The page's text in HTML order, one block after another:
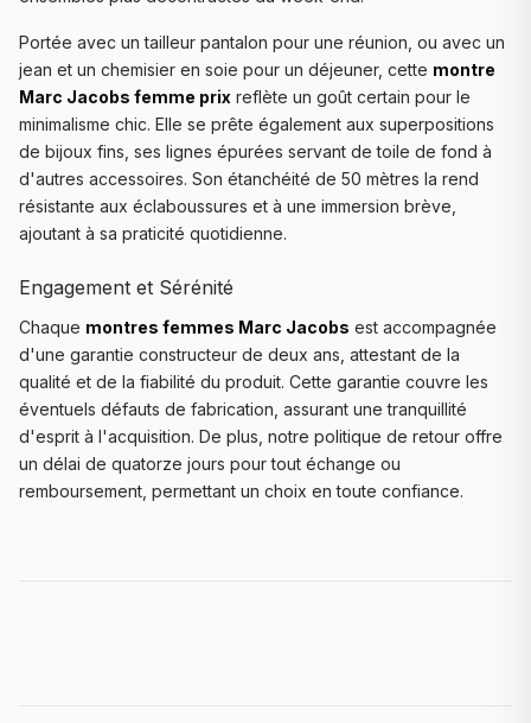
Portée avec un tailleur pantalon pour une réunion, ou avec un
jean et un chemisier en soie pour un déjeuner, cette montre
Marc Jacobs femme prix reflète un goût certain pour le
minimalisme chic. Elle se prête également aux superpositions
de bijoux fins, ses lignes épurées servant de toile de fond à
d'autres accessoires. Son étanchéité de 50 mètres la rend
résistante aux éclaboussures et à une immersion brève,
ajoutant à sa praticité quotidienne.
Engagement et Sérénité
Chaque montres femmes Marc Jacobs est accompagnée
d'une garantie constructeur de deux ans, attestant de la
qualité et de la fiabilité du produit. Cette garantie couvre les
éventuels défauts de fabrication, assurant une tranquillité
d'esprit à l'acquisition. De plus, notre politique de retour offre
un délai de quatorze jours pour tout échange ou
remboursement, permettant un choix en toute confiance.